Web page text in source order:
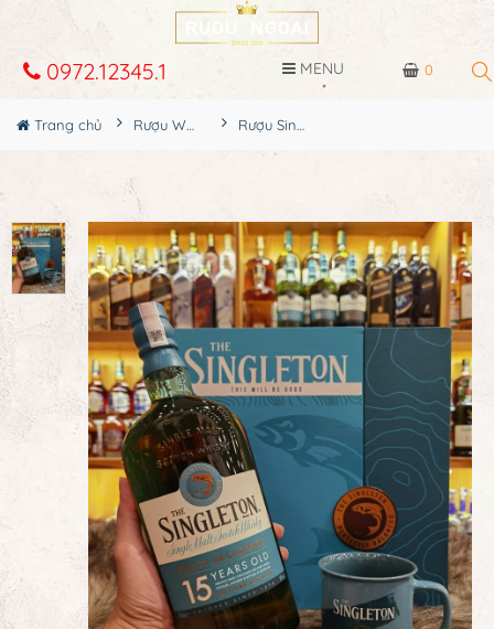
0
0972.12345.1 MENU
Trang chủ Rượu Whisky Rượu Singleton 15YO Dufftown Hộp Quà 2023